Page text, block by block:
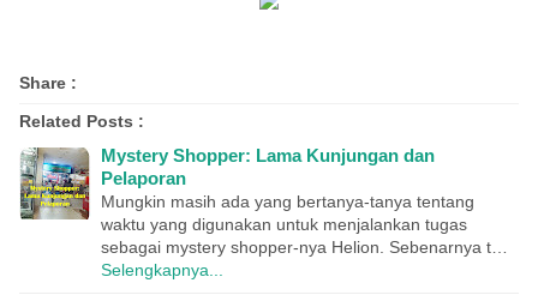
Share :
Related Posts :
Mystery Shopper: Lama Kunjungan dan
Pelaporan
Mungkin masih ada yang bertanya-tanya tentang
waktu yang digunakan untuk menjalankan tugas
sebagai mystery shopper-nya Helion. Sebenarnya t…
Selengkapnya...